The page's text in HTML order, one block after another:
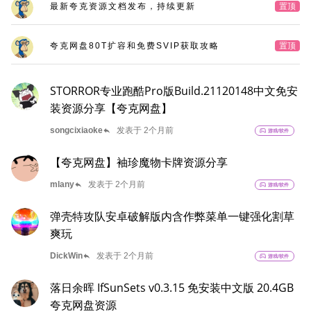
最新夸克资源文档发布，持续更新 置顶
夸克网盘80T扩容和免费SVIP获取攻略 置顶
STORROR专业跑酷Pro版Build.21120148中文免安
装资源分享【夸克网盘】
songcixiaokereply 发表于 2个月前 sports_esports 游戏/软件
【夸克网盘】袖珍魔物卡牌资源分享
mlanyreply 发表于 2个月前 sports_esports 游戏/软件
弹壳特攻队安卓破解版内含作弊菜单一键强化割草
爽玩
DickWinreply 发表于 2个月前 sports_esports 游戏/软件
落日余晖 IfSunSets v0.3.15 免安装中文版 20.4GB
夸克网盘资源